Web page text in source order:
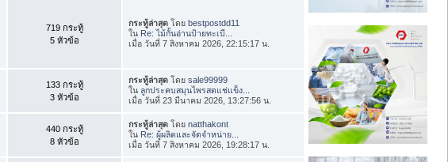
719 กระทู้
5 หัวข้อ
กระทู้ล่าสุด โดยbestpostdd11
ใน Re: ไม้กั้นอ่านป้ายทะเบี...
เมื่อ วันที่ 7 สิงหาคม 2026, 22:15:17 น.
133 กระทู้
3 หัวข้อ
กระทู้ล่าสุด โดยsale99999
ใน ลูกประคบสมุนไพรสดแช่แข็ง...
เมื่อ วันที่ 23 มีนาคม 2026, 13:27:56 น.
440 กระทู้
8 หัวข้อ
กระทู้ล่าสุด โดยnatthakont
ใน Re: ผู้ผลิตและจัดจำหน่าย...
เมื่อ วันที่ 7 สิงหาคม 2026, 19:28:17 น.